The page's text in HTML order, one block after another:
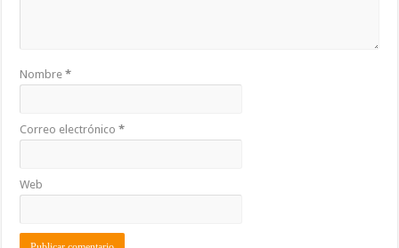
Nombre*
Correo electrónico*
Web